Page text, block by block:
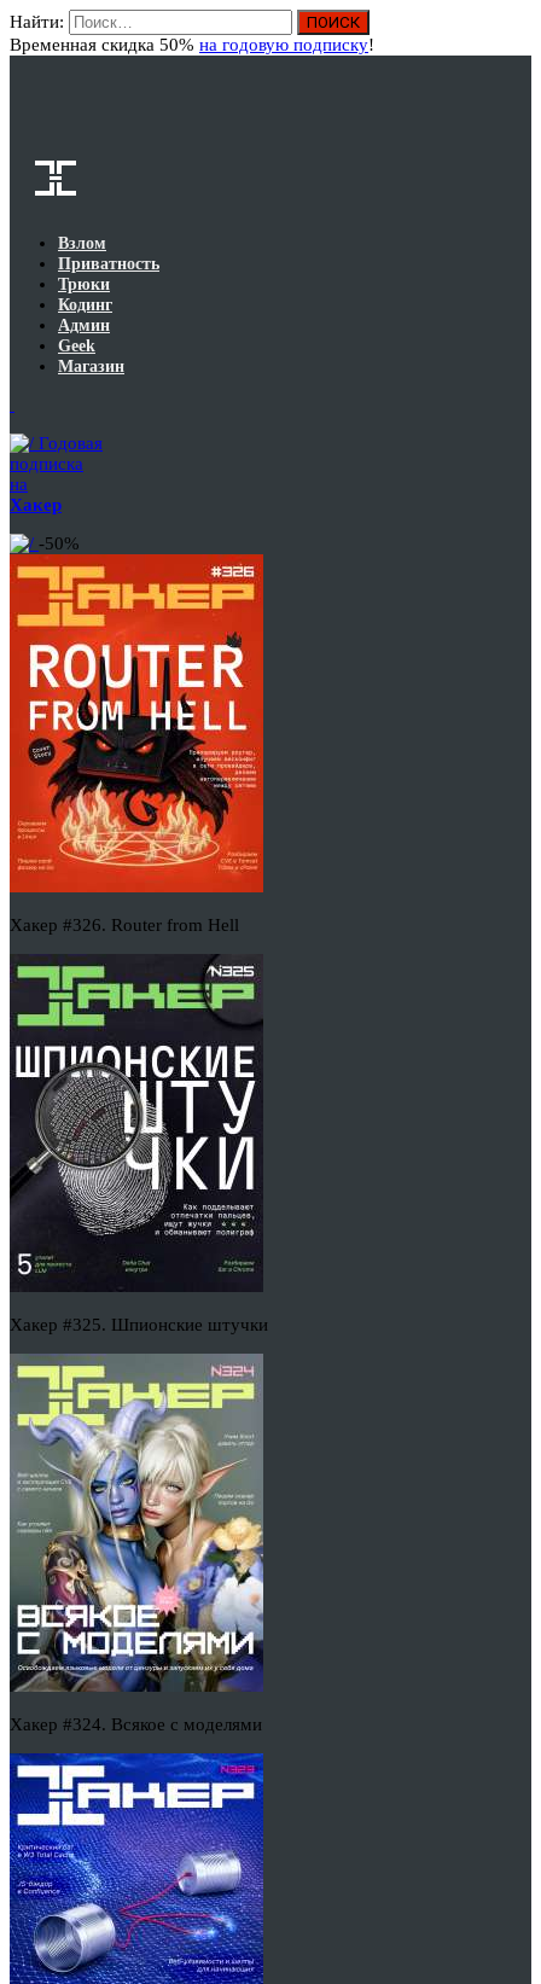
Найти:
Временная скидка 50% на годовую подписку!
Взлом
Приватность
Трюки
Кодинг
Админ
Geek
Магазин
Годовая
подписка
на
Хакер
-50%
Хакер #326. Router from Hell
Хакер #325. Шпионские штучки
Хакер #324. Всякое с моделями